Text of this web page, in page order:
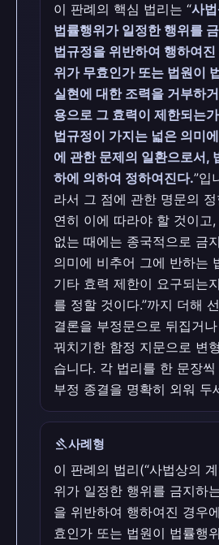
이 판례의 핵심 법리는 “사
법률행위가 일정한 행위를
법규정을 위반하여 행하여
위가 무효인가 또는 법원이
실현에 대한 조력을 거부하
용으로 그 효력이 제한되는
법규정이 가지는 넓은 의미
에 관한 문제의 일환으로서,
하에 의하여 정하여진다.”입
라서 그 점에 관한 명문의
연히 이에 따라야 할 것이고
없는 때에는 종국적으로 금
의미에 비추어 그에 반하는
기타 효력 제한이 요구되는
를 정할 것이다.”까지 더해
결론을 부정문으로 뒤집거
꿔치기한 함정 지문으로 변
습니다. 각 법리를 한 문장씩
부정 종결을 명확히 외워 두
gavel사례형
이 판례의 법리(“사법상의
위가 일정한 행위를 금지하
을 위반하여 행하여진 경우
효인가 또는 법원이 법률행